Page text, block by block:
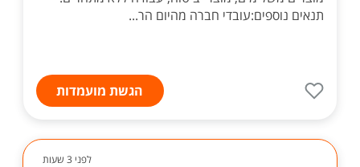
תנאים נוספים:עובדי חברה מהיום הר...
הגשת מועמדות
לפני 3 שעות